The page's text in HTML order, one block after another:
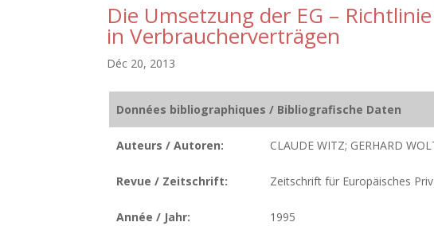
Die Umsetzung der EG –
in Verbraucherverträgen
Déc 20, 2013
Données bibliographiques / Bibliografische Daten
Auteurs / Autoren: CLAUDE WITZ; GERHARD
Revue / Zeitschrift: Zeitschrift für Europäisches
Année / Jahr: 1995